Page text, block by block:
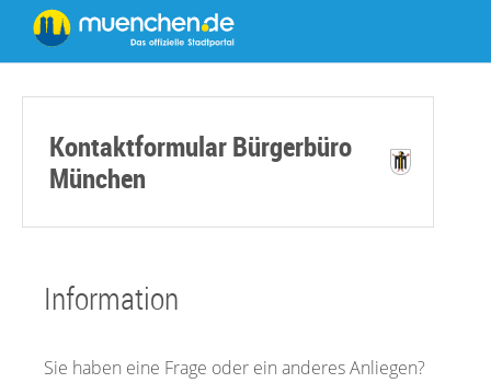
Kontaktformular Bürgerbüro
München
Information
Sie haben eine Frage oder ein anderes Anliegen?